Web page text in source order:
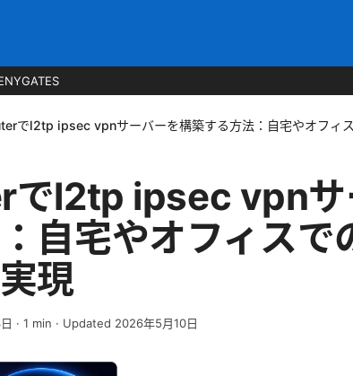
でl2tp ipsec vpnサーバーを構築する方法：自宅やオフィ
l2tp ipsec vpnサ
自宅やオフィスで
現
· 1 min · Updated 2026年5月10日